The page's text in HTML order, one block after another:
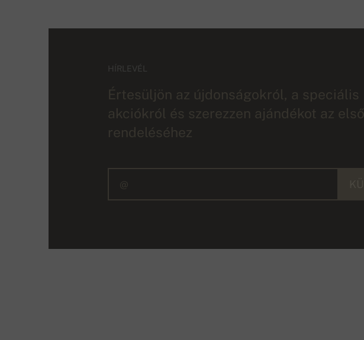
HÍRLEVÉL
Értesüljön az újdonságokról, a speciális
akciókról és szerezzen ajándékot az első
rendeléséhez